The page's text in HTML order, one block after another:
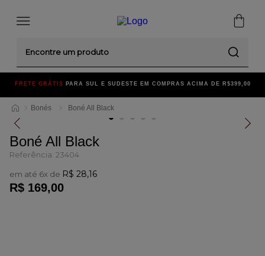
FRETE GRÁTIS PARA SUL E SUDESTE EM COMPRAS ACIMA DE R$399,00
Bonés Boné All Black
Boné All Black
Referência: 23404
em até 6x de R$ 28,16
R$ 169,00